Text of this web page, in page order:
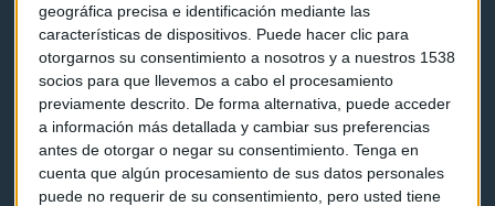
geográfica precisa e identificación mediante las
características de dispositivos. Puede hacer clic para
otorgarnos su consentimiento a nosotros y a nuestros 1538
socios para que llevemos a cabo el procesamiento
previamente descrito. De forma alternativa, puede acceder
a información más detallada y cambiar sus preferencias
antes de otorgar o negar su consentimiento. Tenga en
cuenta que algún procesamiento de sus datos personales
puede no requerir de su consentimiento, pero usted tiene
Eventos
Consultorios
Programas y podcasts
Contacto & Legal